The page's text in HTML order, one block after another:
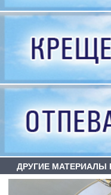
ДРУГИЕ МАТЕРИАЛЫ